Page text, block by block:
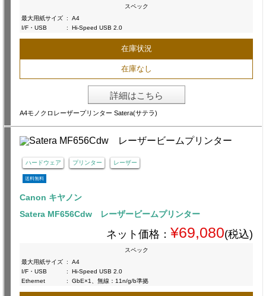
スペック
最大用紙サイズ :
A4
I/F・USB
: Hi-Speed USB 2.0
在庫状況
在庫なし
詳細はこちら
A4モノクロレーザープリンター Satera(サテラ)
ハードウェア プリンター レーザー
送料無料
Canon キヤノン
Satera MF656Cdw レーザービームプリンター
ネット価格： ¥69,080(税込)
スペック
最大用紙サイズ :
A4
I/F・USB
:
Hi-Speed USB 2.0
Ethernet
: GbE×1、無線：11n/g/b準拠